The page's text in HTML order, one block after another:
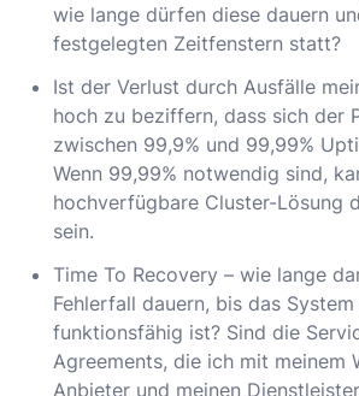
wie lange dürfen diese dauern
festgelegten Zeitfenstern statt?
Ist der Verlust durch Ausfälle
hoch zu beziffern, dass sich der
zwischen 99,9% und 99,99%
Wenn 99,99% notwendig sind,
hochverfügbare Cluster-Lösung
sein.
Time To Recovery – wie lange
Fehlerfall dauern, bis das
funktionsfähig ist? Sind die
Agreements, die ich mit meinem
Anbieter und meinen